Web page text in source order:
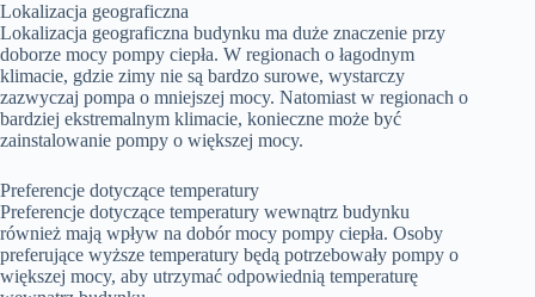
Lokalizacja geograficzna
Lokalizacja geograficzna budynku ma duże znaczenie przy
doborze mocy pompy ciepła. W regionach o łagodnym
klimacie, gdzie zimy nie są bardzo surowe, wystarczy
zazwyczaj pompa o mniejszej mocy. Natomiast w regionach o
bardziej ekstremalnym klimacie, konieczne może być
zainstalowanie pompy o większej mocy.
Preferencje dotyczące temperatury
Preferencje dotyczące temperatury wewnątrz budynku
również mają wpływ na dobór mocy pompy ciepła. Osoby
preferujące wyższe temperatury będą potrzebowały pompy o
większej mocy, aby utrzymać odpowiednią temperaturę